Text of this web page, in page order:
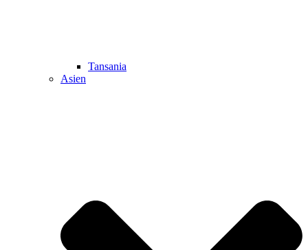
Tansania
Asien